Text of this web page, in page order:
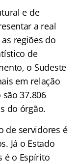
e de
a real
regiões do
de
o Sudeste
em relação
37.806
do órgão.
de servidores é
Já o Estado
é o Espírito